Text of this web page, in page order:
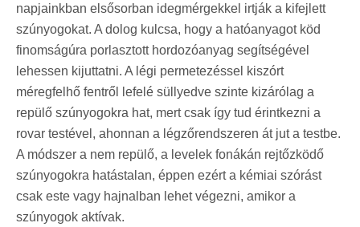
napjainkban elsősorban idegmérgekkel irtják a kifejlett
szúnyogokat. A dolog kulcsa, hogy a hatóanyagot köd
finomságúra porlasztott hordozóanyag segítségével
lehessen kijuttatni. A légi permetezéssel kiszórt
méregfelhő fentről lefelé süllyedve szinte kizárólag a
repülő szúnyogokra hat, mert csak így tud érintkezni a
rovar testével, ahonnan a légzőrendszeren át jut a testbe.
A módszer a nem repülő, a levelek fonákán rejtőzködő
szúnyogokra hatástalan, éppen ezért a kémiai szórást
csak este vagy hajnalban lehet végezni, amikor a
szúnyogok aktívak.